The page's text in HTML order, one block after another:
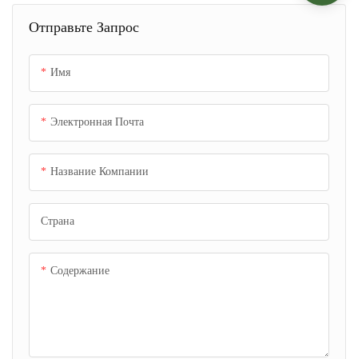
Отправьте Запрос
Имя
Электронная Почта
Название Компании
Страна
Содержание